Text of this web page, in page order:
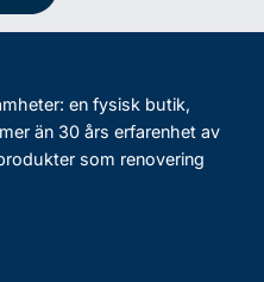
en fysisk butik,
än 30 års erfarenhet av
som renovering